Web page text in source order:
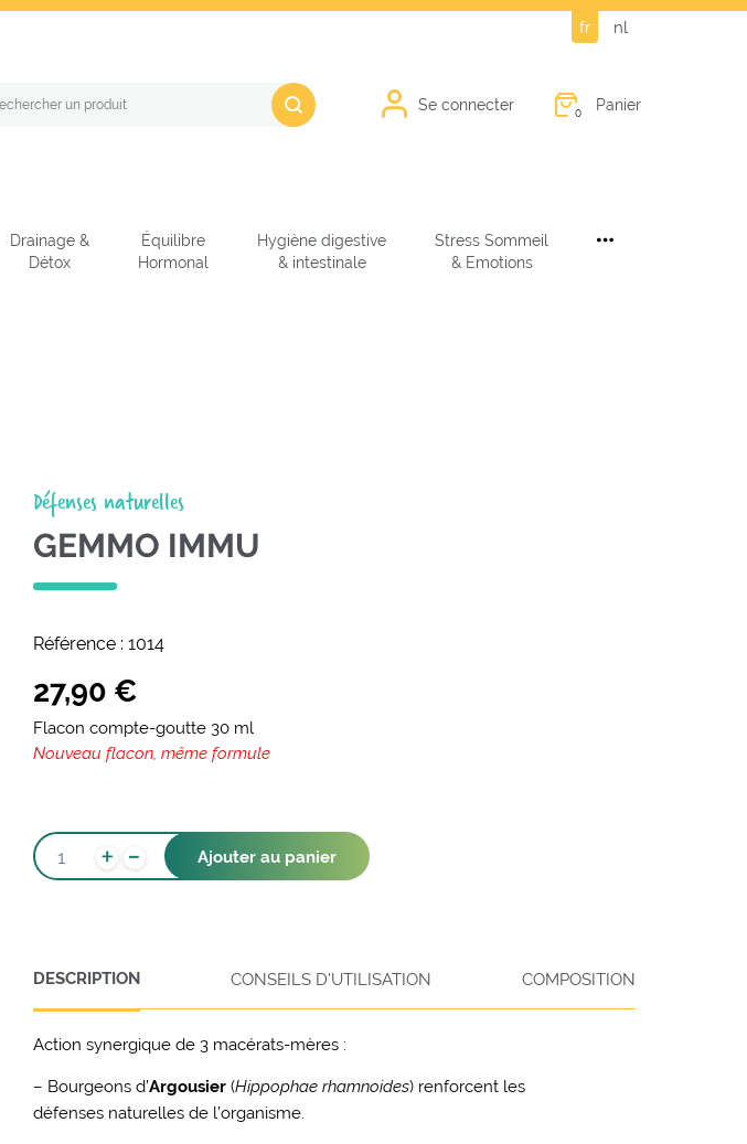
fr nl
Se connecter Panier
0
Drainage &
Détox
Équilibre
Hormonal
Hygiène digestive
& intestinale
Stress Sommeil
& Emotions
Défenses naturelles
GEMMO IMMU
27,90 €
Flacon compte-goutte 30 ml
Nouveau flacon, même formule
QUANTITÉ
DE
+ - Ajouter au panier
Référence : 1014
DESCRIPTION CONSEILS D'UTILISATION COMPOSITION
Action synergique de 3 macérats-mères :
– Bourgeons d’Argousier(Hippophae rhamnoides) renforcent les
défenses naturelles de l’organisme.